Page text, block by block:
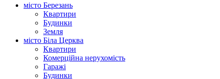
місто Березань
Квартири
Будинки
Земля
місто Біла Церква
Квартири
Комерційна нерухомість
Гаражі
Будинки